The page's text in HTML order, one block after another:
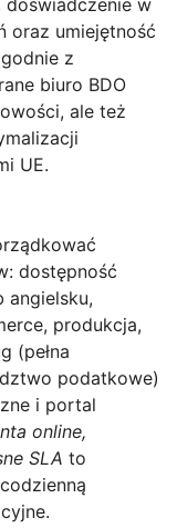
doświadczenie w
oraz umiejętność
z
biuro BDO
ale też
UE.
dostępność
angielsku,
produkcja,
(pełna
podatkowe)
i portal
online,
SLA to